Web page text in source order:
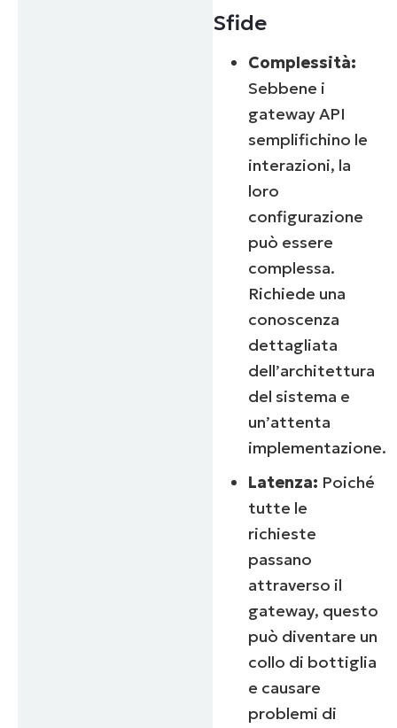
Sfide
Complessità:
Sebbene i
gateway API
semplifichino le
interazioni, la
loro
configurazione
può essere
complessa.
Richiede una
conoscenza
dettagliata
dell’architettura
del sistema e
un’attenta
implementazione.
Latenza: Poiché
tutte le
richieste
passano
attraverso il
gateway, questo
può diventare un
collo di bottiglia
e causare
problemi di